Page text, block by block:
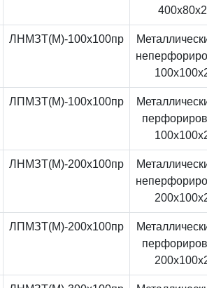
ЛНМЗТ(М)-100x100пр
ЛПМЗТ(М)-100x100пр
ЛНМЗТ(М)-200x100пр
ЛПМЗТ(М)-200x100пр